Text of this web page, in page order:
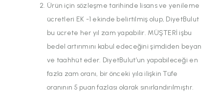
Ürün için sözleşme tarihinde lisans ve yenileme
ücretleri EK -1 ekinde belirtilmiş olup, DiyetBulut
bu ücrete her yıl zam yapabilir. MÜŞTERİ işbu
bedel artırımını kabul edeceğini şimdiden beyan
ve taahhüt eder. DiyetBulut’un yapabileceği en
fazla zam oranı, bir önceki yıla ilişkin Tüfe
oranının 5 puan fazlası olarak sınırlandırılmıştır.